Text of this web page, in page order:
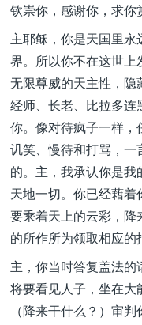
钦崇你，感谢你，求你
主耶稣，你是天国里
界。所以你不在这世
无限尊威的天主性，隐
经师、长老、比拉多连
你。像对待疯子一样，
讥笑、慢待和打骂，
的。主，我承认你是
天地一切。你已经藉
要乘着天上的云彩，降
的所作所为领取相应的
主，你当时答复盖法的
将要看见人子，坐在大
（降来干什么？）审判